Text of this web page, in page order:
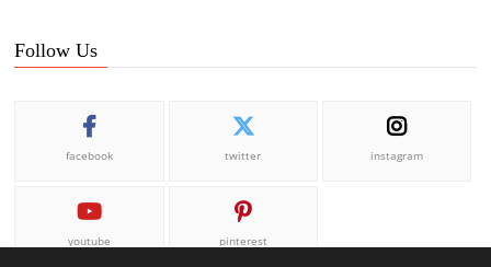
Follow Us
facebook twitter instagram
youtube pinterest